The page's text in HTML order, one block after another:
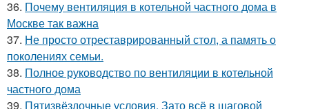
36. Почему вентиляция в котельной частного дома в
Москве так важна
37. Не просто отреставрированный стол, а память о
поколениях семьи.
38. Полное руководство по вентиляции в котельной
частного дома
39. Пятизвёздочные условия. Зато всё в шаговой